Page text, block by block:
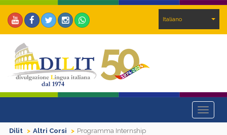
Italiano
Toggle
Dilit
Altri Corsi Programma Internship